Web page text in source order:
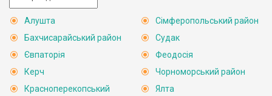
Алушта
Бахчисарайський район
Євпаторія
Керч
Красноперекопський
Сімферопольський район
Судак
Феодосія
Чорноморський район
Ялта